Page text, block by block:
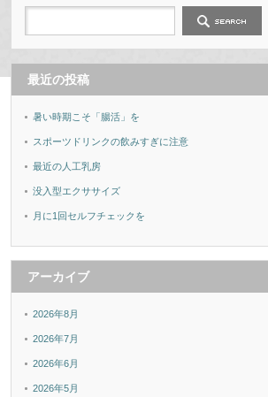
最近の投稿
暑い時期こそ「腸活」を
スポーツドリンクの飲みすぎに注意
最近の人工乳房
没入型エクササイズ
月に1回セルフチェックを
アーカイブ
2026年8月
2026年7月
2026年6月
2026年5月